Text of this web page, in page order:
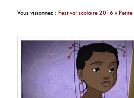
Vous visionnez :Festival scolaire 2016 »Petite